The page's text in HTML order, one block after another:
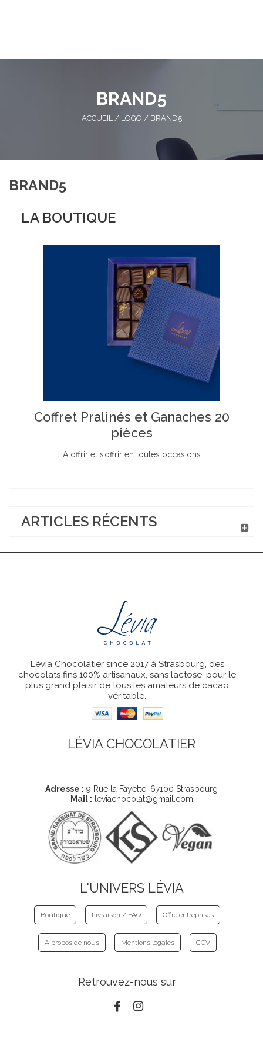
BRAND5
ACCUEIL / LOGO / BRAND5
BRAND5
LA BOUTIQUE
Coffret Pralinés et Ganaches 20
pièces
A offrir et s’offrir en toutes occasions
ARTICLES RÉCENTS
Lévia Chocolatier since 2017 à Strasbourg, des
chocolats fins 100% artisanaux, sans lactose, pour le
plus grand plaisir de tous les amateurs de cacao
véritable.
LÉVIA CHOCOLATIER
Adresse : 9 Rue la Fayette, 67100 Strasbourg
Mail : leviachocolat@gmail.com
L'UNIVERS LÉVIA
Boutique Livraison / FAQ Offre entreprises
A propos de nous Mentions légales CGV
Retrouvez-nous sur